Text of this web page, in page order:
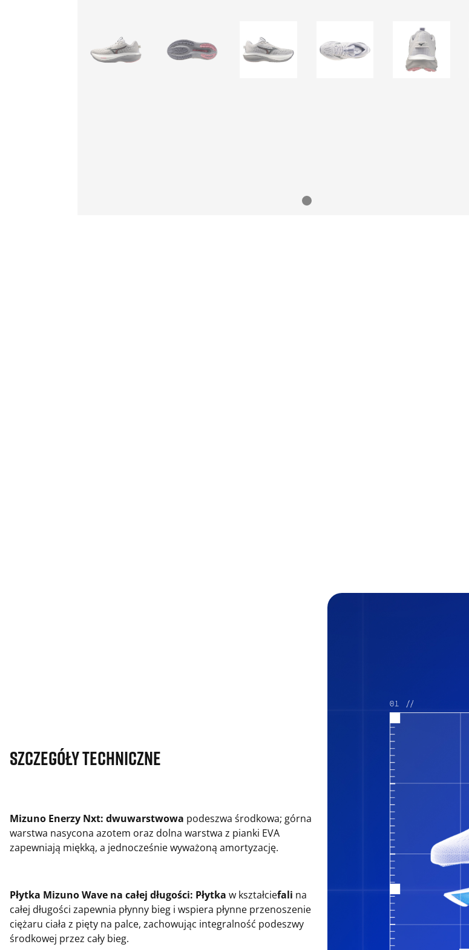
Szczegóły techniczne
Mizuno Enerzy Nxt: dwuwarstwowa podeszwa środkowa; górna
warstwa nasycona azotem oraz dolna warstwa z pianki EVA
zapewniają miękką, a jednocześnie wyważoną amortyzację.
Płytka Mizuno Wave na całej długości: Płytka w kształciefali na
całej długości zapewnia płynny bieg i wspiera płynne przenoszenie
ciężaru ciała z pięty na palce, zachowując integralność podeszwy
środkowej przez cały bieg.